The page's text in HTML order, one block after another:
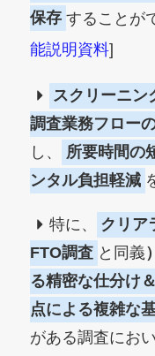
保存 することが
能説明資料]
スクリーニン
調査業務フロー
し、
所要時間の
ンタル負担軽減
特に、 クリア
FTO調査 と同義）
る精密な仕分け
点による複雑な
がある調査にお